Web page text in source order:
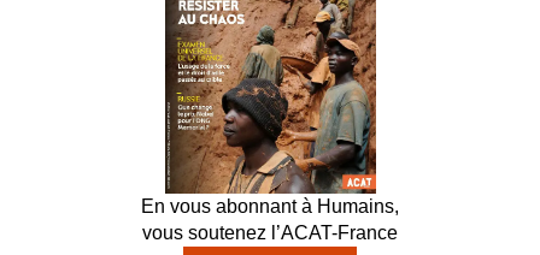
En vous abonnant à Humains,
vous soutenez l’ACAT-France